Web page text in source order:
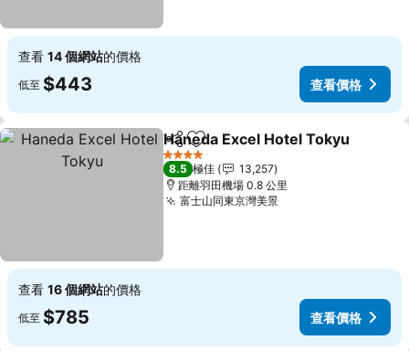
查看 14 個網站的價格
低至 $443 查看價格
分享 放到收藏夾
Haneda Excel Hotel Tokyu
4 星級
8.5 極佳
13,257
距離羽田機場 0.8 公里
富士山同東京灣美景
查看 16 個網站的價格
低至 $785 查看價格